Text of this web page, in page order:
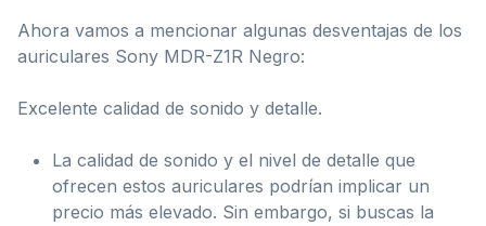
Ahora vamos a mencionar algunas desventajas de los
auriculares Sony MDR-Z1R Negro:
Excelente calidad de sonido y detalle.
La calidad de sonido y el nivel de detalle que
ofrecen estos auriculares podrían implicar un
precio más elevado. Sin embargo, si buscas la